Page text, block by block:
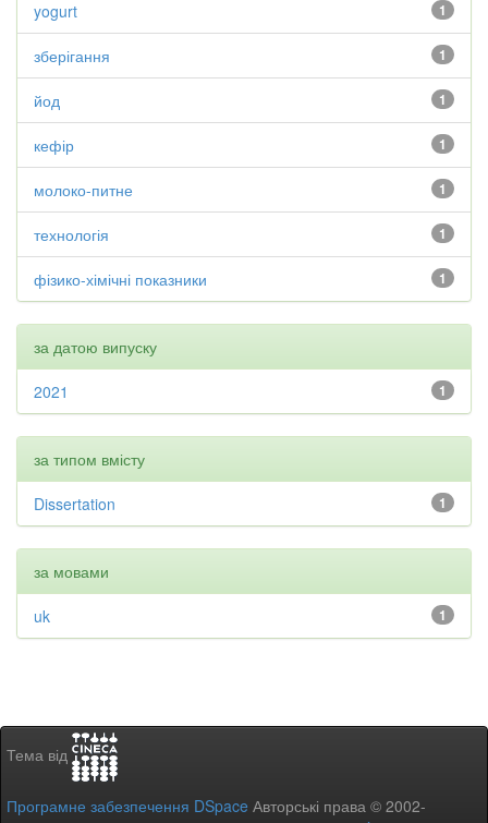
1
yogurt
1
зберігання
1
йод
1
кефір
1
молоко-питне
1
технологія
1
фізико-хімічні показники
за датою випуску
1
2021
за типом вмісту
1
Dissertation
за мовами
1
uk
Тема від
Програмне забезпечення DSpace Авторські права © 2002-